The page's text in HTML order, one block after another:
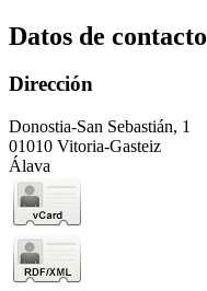
Datos de contacto
Dirección
Donostia-San Sebastián, 1
01010 Vitoria-Gasteiz
Álava